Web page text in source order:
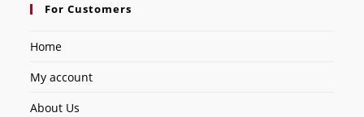
For Customers
Home
My account
About Us